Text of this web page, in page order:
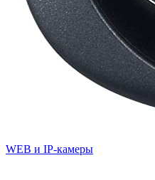
WEB и IP-камеры